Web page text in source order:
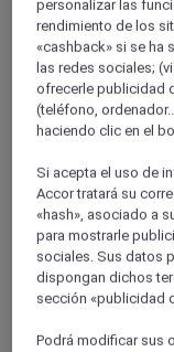
personalizar las
rendimiento de los
«cashback» si se ha
las redes sociales;
ofrecerle publicidad
(teléfono,
haciendo clic en el
Si acepta el uso de
Accor tratará su
«hash», asociado a
para mostrarle
sociales. Sus datos
dispongan dichos
sección «publicidad
Podrá modificar sus